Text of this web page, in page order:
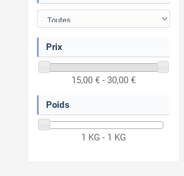
Prix
15,00 € - 30,00 €
Poids
1 KG - 1 KG